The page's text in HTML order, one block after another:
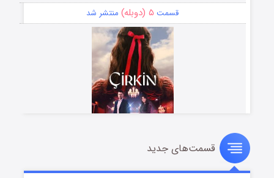
قسمت ۵ (دوبله) منتشر شد
سریال زشت
قسمت۲ (زیرنویس) منتشر شد
قسمت‌های جدید